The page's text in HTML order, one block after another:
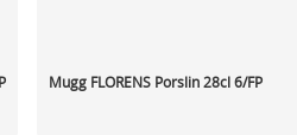
Mugg FLORENS Porslin 28cl 6/FP